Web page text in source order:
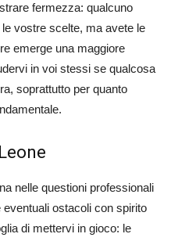
fermezza: qualcuno
vostre scelte, ma avete le
emerge una maggiore
in voi stessi se qualcosa
soprattutto per quanto
nelle questioni professionali
ostacoli con spirito
di mettervi in gioco: le